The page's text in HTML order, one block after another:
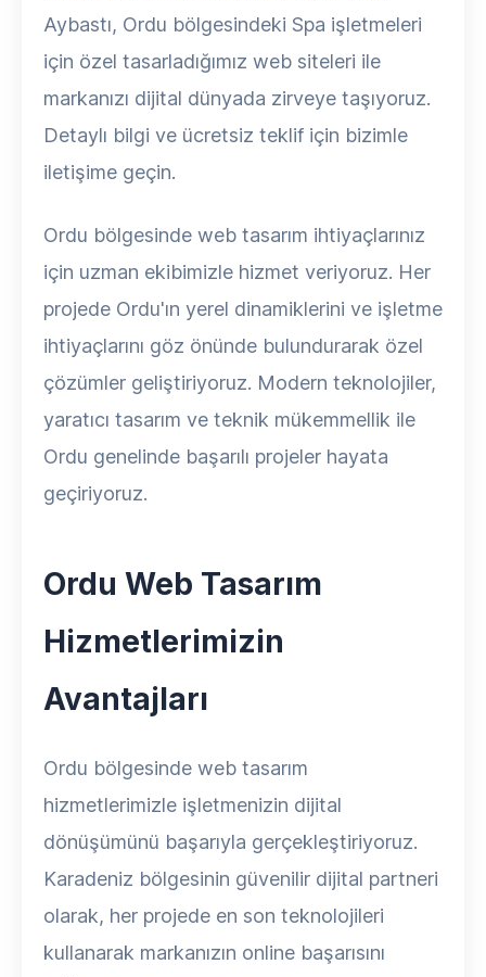
Aybastı, Ordu bölgesindeki Spa işletmeleri
için özel tasarladığımız web siteleri ile
markanızı dijital dünyada zirveye taşıyoruz.
Detaylı bilgi ve ücretsiz teklif için bizimle
iletişime geçin.
Ordu bölgesinde web tasarım ihtiyaçlarınız
için uzman ekibimizle hizmet veriyoruz. Her
projede Ordu'ın yerel dinamiklerini ve işletme
ihtiyaçlarını göz önünde bulundurarak özel
çözümler geliştiriyoruz. Modern teknolojiler,
yaratıcı tasarım ve teknik mükemmellik ile
Ordu genelinde başarılı projeler hayata
geçiriyoruz.
Ordu Web Tasarım
Hizmetlerimizin
Avantajları
Ordu bölgesinde web tasarım
hizmetlerimizle işletmenizin dijital
dönüşümünü başarıyla gerçekleştiriyoruz.
Karadeniz bölgesinin güvenilir dijital partneri
olarak, her projede en son teknolojileri
kullanarak markanızın online başarısını